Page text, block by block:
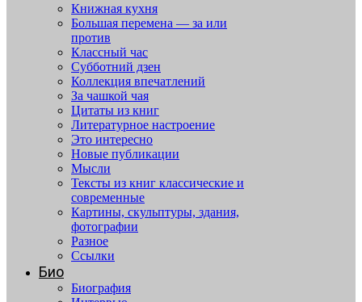
Книжная кухня
Большая перемена — за или
против
Классный час
Субботний дзен
Коллекция впечатлений
За чашкой чая
Цитаты из книг
Литературное настроение
Это интересно
Новые публикации
Мысли
Тексты из книг классические и
современные
Картины, скульптуры, здания,
фотографии
Разное
Ссылки
Био
Биография